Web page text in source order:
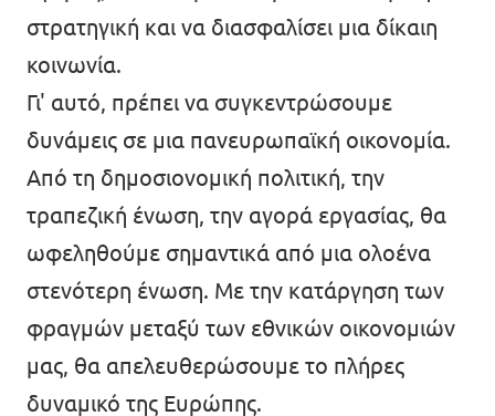
στρατηγική και να διασφαλίσει μια δίκαιη
κοινωνία.
Γι' αυτό, πρέπει να συγκεντρώσουμε
δυνάμεις σε μια πανευρωπαϊκή οικονομία.
Από τη δημοσιονομική πολιτική, την
τραπεζική ένωση, την αγορά εργασίας, θα
ωφεληθούμε σημαντικά από μια ολοένα
στενότερη ένωση. Με την κατάργηση των
φραγμών μεταξύ των εθνικών οικονομιών
μας, θα απελευθερώσουμε το πλήρες
δυναμικό της Ευρώπης.